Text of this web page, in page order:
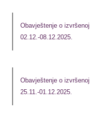
Obavještenje o
02.12.-08.12.2025.
Obavještenje o
25.11.-01.12.2025.